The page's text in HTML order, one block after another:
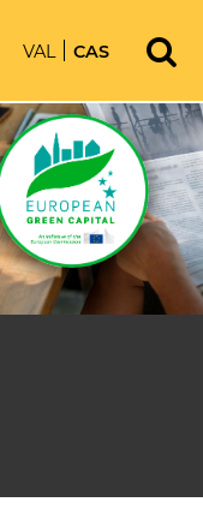
VAL CAS